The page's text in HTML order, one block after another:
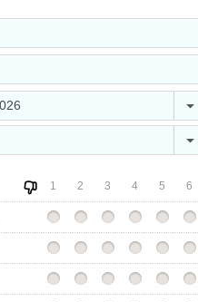
1 2 3 4 5 6